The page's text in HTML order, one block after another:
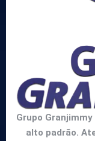
Grupo
alto padrão.